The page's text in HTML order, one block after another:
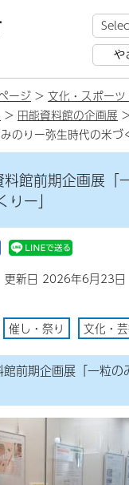
や
ージ > 文化・スポー
> 田能資料館の企画展
のりー弥生時代の米づ
館前期企画展「
ー」
更新日 2026年6月23日
催し・祭り 文化・
前期企画展「一粒の